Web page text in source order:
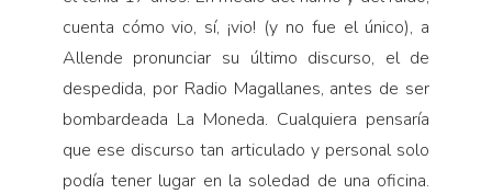
cuenta cómo vio, sí, ¡vio! (y no fue el único), a
Allende pronunciar su último discurso, el de
despedida, por Radio Magallanes, antes de ser
bombardeada La Moneda. Cualquiera pensaría
que ese discurso tan articulado y personal solo
podía tener lugar en la soledad de una oficina.